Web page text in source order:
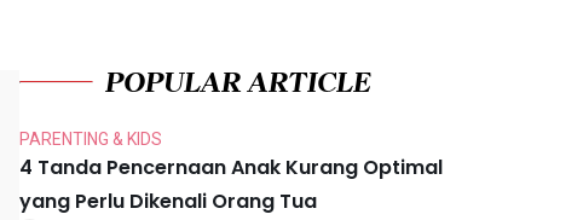
POPULAR ARTICLE
PARENTING & KIDS
4 Tanda Pencernaan Anak Kurang Optimal
yang Perlu Dikenali Orang Tua